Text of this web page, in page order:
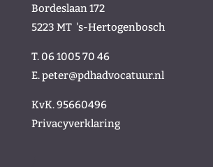
Bordeslaan 172
5223 MT 's-Hertogenbosch
T. 06 1005 70 46
E.peter@pdhadvocatuur.nl
KvK.95660496
Privacyverklaring